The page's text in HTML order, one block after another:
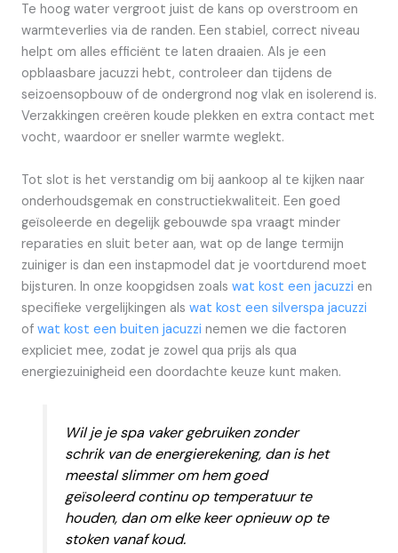
Te hoog water vergroot juist de kans op overstroom en
warmteverlies via de randen. Een stabiel, correct niveau
helpt om alles efficiënt te laten draaien. Als je een
opblaasbare jacuzzi hebt, controleer dan tijdens de
seizoensopbouw of de ondergrond nog vlak en isolerend is.
Verzakkingen creëren koude plekken en extra contact met
vocht, waardoor er sneller warmte weglekt.
Tot slot is het verstandig om bij aankoop al te kijken naar
onderhoudsgemak en constructiekwaliteit. Een goed
geïsoleerde en degelijk gebouwde spa vraagt minder
reparaties en sluit beter aan, wat op de lange termijn
zuiniger is dan een instapmodel dat je voortdurend moet
bijsturen. In onze koopgidsen zoals wat kost een jacuzzi en
specifieke vergelijkingen als wat kost een silverspa jacuzzi
of wat kost een buiten jacuzzi nemen we die factoren
expliciet mee, zodat je zowel qua prijs als qua
energiezuinigheid een doordachte keuze kunt maken.
Wil je je spa vaker gebruiken zonder
schrik van de energierekening, dan is het
meestal slimmer om hem goed
geïsoleerd continu op temperatuur te
houden, dan om elke keer opnieuw op te
stoken vanaf koud.